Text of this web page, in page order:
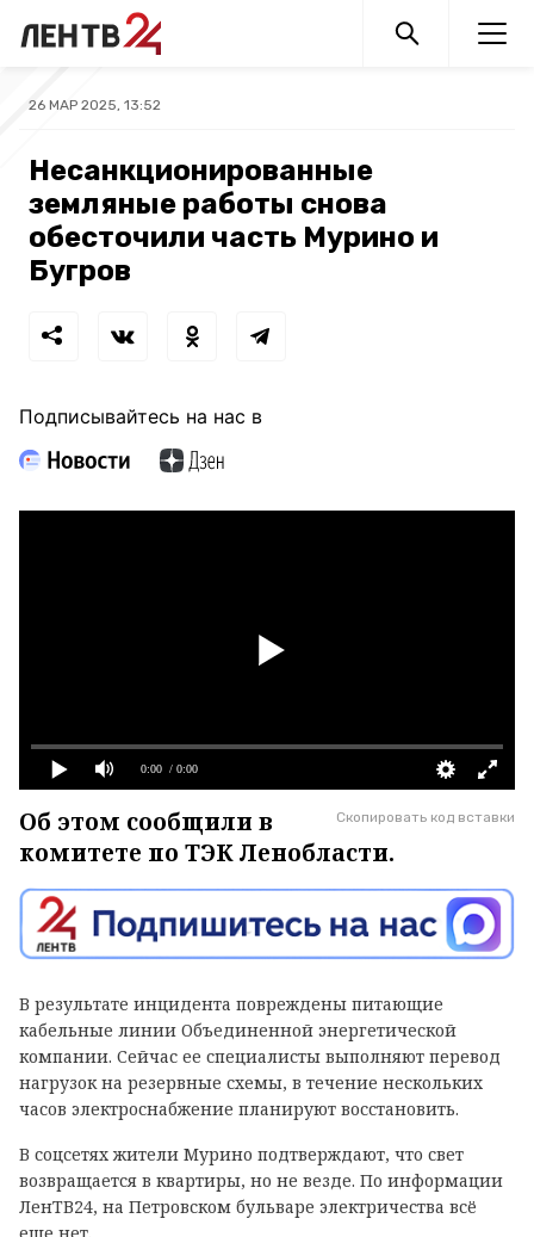
26 МАР 2025, 13:52
Несанкционированные
земляные работы снова
обесточили часть Мурино и
Бугров
Подписывайтесь на нас в
0:00 / 0:00
Скопировать код вставки
Об этом сообщили в
комитете по ТЭК Ленобласти.
В результате инцидента повреждены питающие
кабельные линии Объединенной энергетической
компании. Сейчас ее специалисты выполняют перевод
нагрузок на резервные схемы, в течение нескольких
часов электроснабжение планируют восстановить.
В соцсетях жители Мурино подтверждают, что свет
возвращается в квартиры, но не везде. По информации
ЛенТВ24, на Петровском бульваре электричества всё